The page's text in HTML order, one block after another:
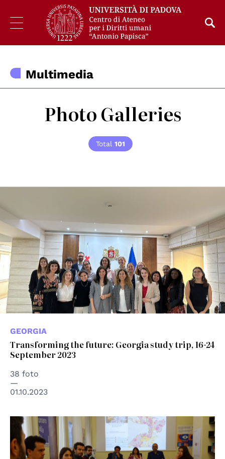
Multimedia
Photo Galleries
Total 101
GEORGIA
Transforming the future: Georgia study trip, 16-24
September 2023
38 foto
01.10.2023